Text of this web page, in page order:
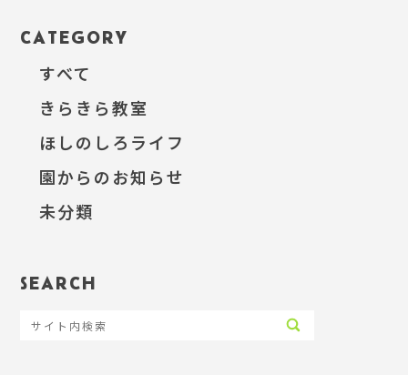
CATEGORY
すべて
きらきら教室
ほしのしろライフ
園からのお知らせ
未分類
SEARCH